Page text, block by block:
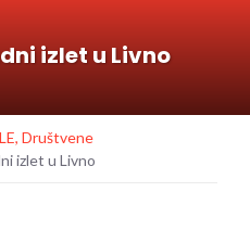
izlet u Livno
, Društvene
izlet u Livno